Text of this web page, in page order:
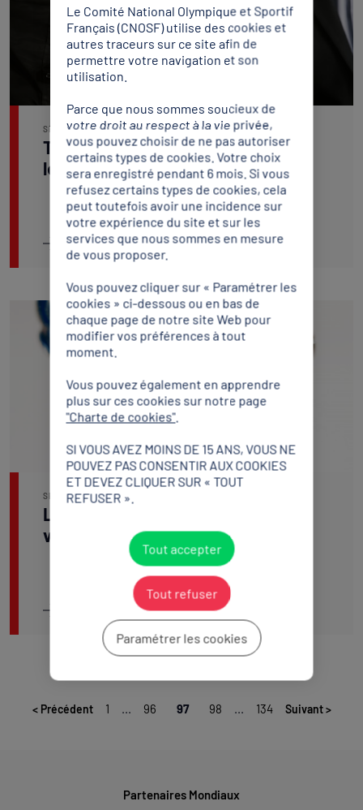
Trophées sentez-vous sport 2021 :
le palmarès complet
SPORTÉCO
Lire l'article
Lancement des trophées sentez-
vous sport 2021
SPORTÉCO
<Précédent 1 ... 96 97 98 ... 134 Suivant>
Partenaires Mondiaux
Le Comité National Olympique et Sportif
Français (CNOSF) utilise des cookies et
autres traceurs sur ce site afin de
permettre votre navigation et son
utilisation.
Parce que nous sommes soucieux de
votre droit au respect à la vie privée,
vous pouvez choisir de ne pas autoriser
certains types de cookies. Votre choix
sera enregistré pendant 6 mois. Si vous
refusez certains types de cookies, cela
peut toutefois avoir une incidence sur
votre expérience du site et sur les
services que nous sommes en mesure
de vous proposer.
Vous pouvez cliquer sur « Paramétrer les
cookies » ci-dessous ou en bas de
chaque page de notre site Web pour
modifier vos préférences à tout
moment.
Vous pouvez également en apprendre
plus sur ces cookies sur notre page
"Charte de cookies".
SI VOUS AVEZ MOINS DE 15 ANS, VOUS NE
POUVEZ PAS CONSENTIR AUX COOKIES
ET DEVEZ CLIQUER SUR « TOUT
REFUSER ».
Tout accepter
Tout refuser
Paramétrer les cookies